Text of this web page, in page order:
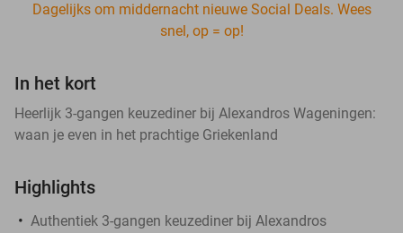
Dagelijks om middernacht nieuwe Social Deals. Wees
snel, op = op!
In het kort
Heerlijk 3-gangen keuzediner bij Alexandros Wageningen:
waan je even in het prachtige Griekenland
Highlights
Authentiek 3-gangen keuzediner bij Alexandros